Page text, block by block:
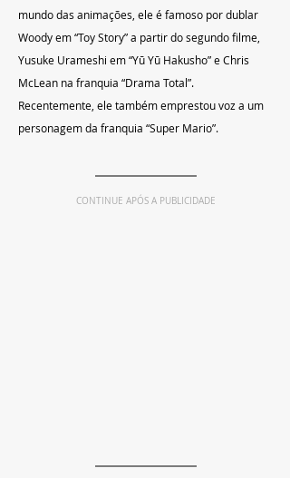
mundo das animações, ele é famoso por dublar
Woody em “Toy Story” a partir do segundo filme,
Yusuke Urameshi em “Yū Yū Hakusho” e Chris
McLean na franquia “Drama Total”.
Recentemente, ele também emprestou voz a um
personagem da franquia “Super Mario”.
CONTINUE APÓS A PUBLICIDADE